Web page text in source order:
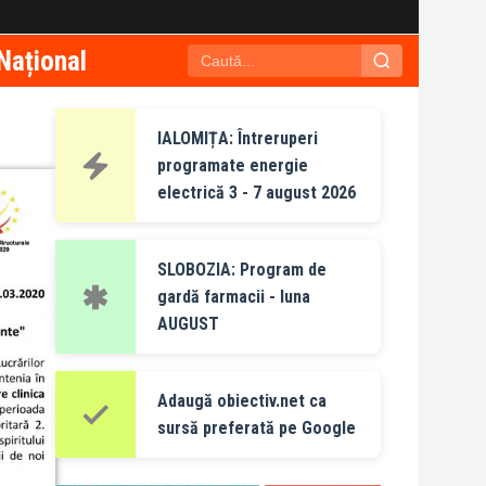
IALOMIȚA: Întreruperi
programate energie
electrică 3 - 7 august 2026
SLOBOZIA: Program de
gardă farmacii - luna
AUGUST
Adaugă obiectiv.net ca
sursă preferată pe Google